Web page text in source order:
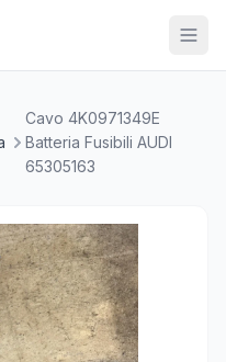
Cavo 4K0971349E
Batteria Fusibili AUDI
65305163